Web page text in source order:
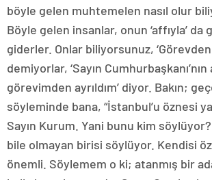
böyle gelen muhtemelen nasıl olur
Böyle gelen insanlar, onun ‘affıyla’ da
giderler. Onlar biliyorsunuz, ‘Görevden
demiyorlar, ‘Sayın Cumhurbaşkanı’nın
görevimden ayrıldım’ diyor. Bakın;
söyleminde bana, “İstanbul’u öznesi
Sayın Kurum. Yani bunu kim
bile olmayan birisi söylüyor. Kendisi
önemli. Söylemem o ki; atanmış bir